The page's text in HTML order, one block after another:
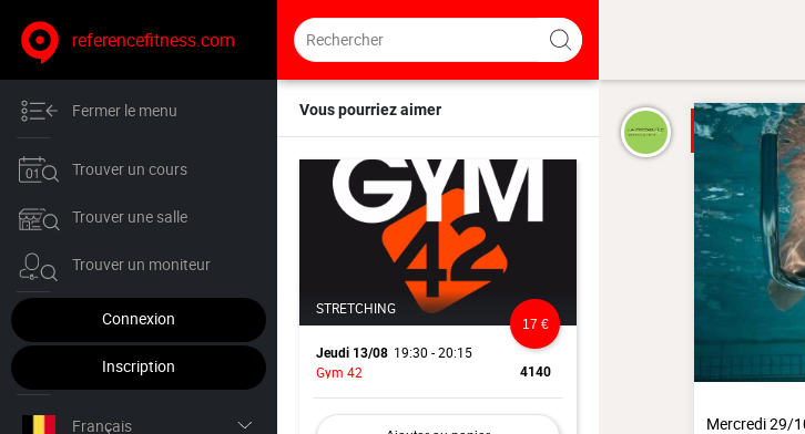
referencefitness.com
Fermer le menu
Trouver un cours
Trouver une salle
Trouver un moniteur
Connexion
Inscription
Français
Vous pourriez aimer
STRETCHING
Jeudi 13/08 19:30 - 20:15
Gym 42
4140
17 €
Mercredi 29/